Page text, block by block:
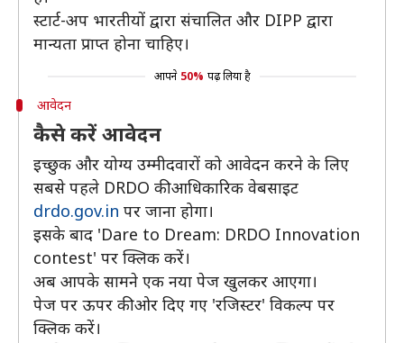
स्टार्ट-अप भारतीयों द्वारा संचालित और DIPP द्वारा
मान्यता प्राप्त होना चाहिए।
आपने 50% पढ़ लिया है
आवेदन
कैसे करें आवेदन
इच्छुक और योग्य उम्मीदवारों को आवेदन करने के लिए
सबसे पहले DRDO की आधिकारिक वेबसाइट
drdo.gov.in पर जाना होगा।
इसके बाद 'Dare to Dream: DRDO Innovation
contest' पर क्लिक करें।
अब आपके सामने एक नया पेज खुलकर आएगा।
पेज पर ऊपर की ओर दिए गए 'रजिस्टर' विकल्प पर
क्लिक करें।